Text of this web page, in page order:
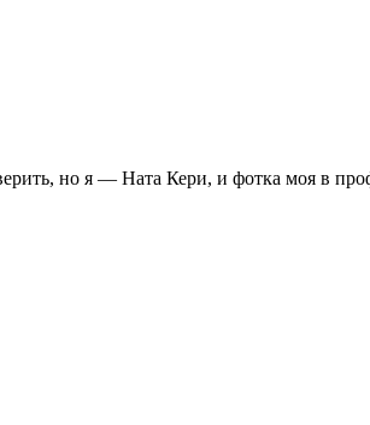
но я — Ната Кери, и фотка моя в